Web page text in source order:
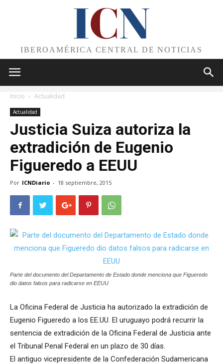
ICN
IBEROAMÉRICA CENTRAL DE NOTICIAS
Inicio Actualidad
Actualidad
Justicia Suiza autoriza la
extradición de Eugenio
Figueredo a EEUU
Por ICNDiario - 18 septiembre, 2015
Parte del documento del Departamento de Estado donde menciona que Figueredo
dio datos falsos para radicarse en EEUU
La Oficina Federal de Justicia ha autorizado la extradición de
Eugenio Figueredo a los EE.UU. El uruguayo podrá recurrir la
sentencia de extradición de la Oficina Federal de Justicia ante
el Tribunal Penal Federal en un plazo de 30 días.
El antiguo vicepresidente de la Confederación Sudamericana